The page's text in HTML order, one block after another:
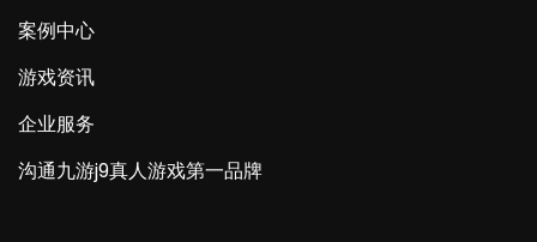
案例中心
游戏资讯
企业服务
沟通九游j9真人游戏第一品牌